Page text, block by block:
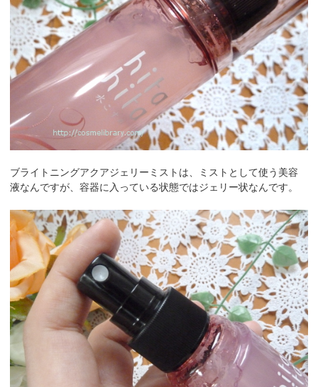
ブライトニングアクアジェリーミストは、ミストとして使う美容
液なんですが、容器に入っている状態ではジェリー状なんです。